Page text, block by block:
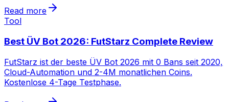
Read more
Tool
Best ÜV Bot 2026: FutStarz Complete Review
FutStarz ist der beste ÜV Bot 2026 mit 0 Bans seit 2020,
Cloud-Automation und 2-4M monatlichen Coins.
Kostenlose 4-Tage Testphase.